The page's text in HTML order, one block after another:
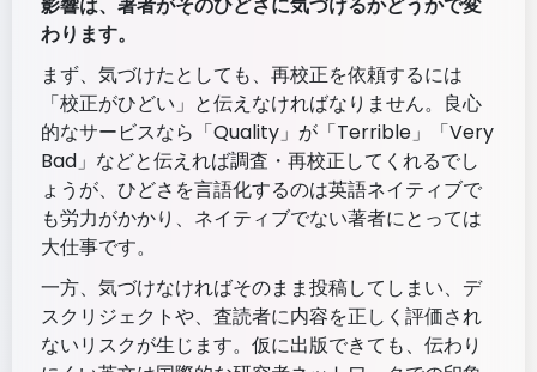
わります。
まず、気づけたとしても、再校正を依頼するには
「校正がひどい」と伝えなければなりません。良心
的なサービスなら「Quality」が「Terrible」「Very
Bad」などと伝えれば調査・再校正してくれるでし
ょうが、ひどさを言語化するのは英語ネイティブで
も労力がかかり、ネイティブでない著者にとっては
大仕事です。
一方、気づけなければそのまま投稿してしまい、デ
スクリジェクトや、査読者に内容を正しく評価され
ないリスクが生じます。仮に出版できても、伝わり